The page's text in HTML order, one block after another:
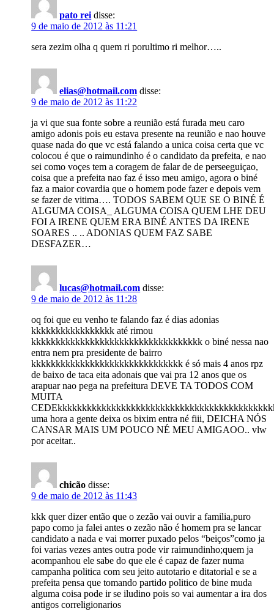
pato rei disse:
9 de maio de 2012 às 11:21
sera zezim olha q quem ri porultimo ri melhor…..
elias@hotmail.com disse:
9 de maio de 2012 às 11:22
ja vi que sua fonte sobre a reunião está furada meu caro
amigo adonis pois eu estava presente na reunião e nao houve
quase nada do que vc está falando a unica coisa certa que vc
colocou é que o raimundinho é o candidato da prefeita, e nao
sei como voçes tem a coragem de falar de de perseeguiçao,
coisa que a prefeita nao faz é isso meu amigo, agora o biné
faz a maior covardia que o homem pode fazer e depois vem
se fazer de vitima…. TODOS SABEM QUE SE O BINÉ É
ALGUMA COISA_ ALGUMA COISA QUEM LHE DEU
FOI A IRENE QUEM ERA BINÉ ANTES DA IRENE
SOARES .. .. ADONIAS QUEM FAZ SABE
DESFAZER…
lucas@hotmail.com disse:
9 de maio de 2012 às 11:28
oq foi que eu venho te falando faz é dias adonias
kkkkkkkkkkkkkkkkk até rimou
kkkkkkkkkkkkkkkkkkkkkkkkkkkkkkkkkkk o biné nessa nao
entra nem pra presidente de bairro
kkkkkkkkkkkkkkkkkkkkkkkkkkkkkkk é só mais 4 anos rpz
de baixo de taca eita adonais que vai pra 12 anos que os
arapuar nao pega na prefeitura DEVE TA TODOS COM
MUITA
uma hora a gente deixa os bixim entra né fiii, DEICHA NÓS
CANSAR MAIS UM POUCO NÉ MEU AMIGAOO.. vlw
por aceitar..
chicão disse:
9 de maio de 2012 às 11:43
kkk quer dizer então que o zezão vai ouvir a familia,puro
papo como ja falei antes o zezão não é homem pra se lancar
candidato a nada e vai morrer puxado pelos “beiços”como ja
foi varias vezes antes outra pode vir raimundinho;quem ja
acompanhou ele sabe do que ele é capaz de fazer numa
campanha politica com seu jeito autotario e ditatorial e se a
prefeita pensa que tomando partido politico de bine muda
alguma coisa pode ir se iludino pois so vai aumentar a ira dos
antigos correligionarios